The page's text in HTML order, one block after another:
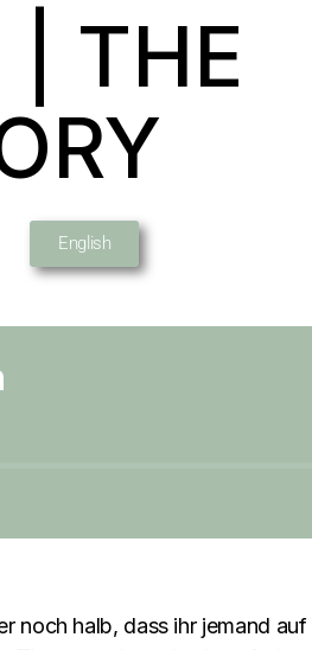
| THE
English
noch halb, dass ihr jemand